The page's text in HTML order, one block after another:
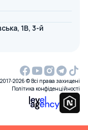
1В, 3-й
2026 © Всі права захищені
Політика конфіденційності